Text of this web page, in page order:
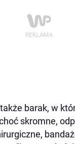
barak, w
skromne,